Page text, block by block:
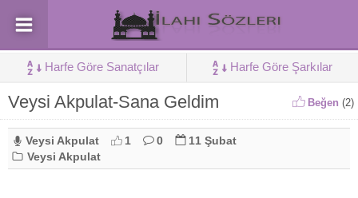
Harfe Göre Sanatçılar Harfe Göre Şarkılar
Veysi Akpulat-Sana Geldim Beğen (2)
Veysi Akpulat 1 0
11 Şubat
Veysi Akpulat